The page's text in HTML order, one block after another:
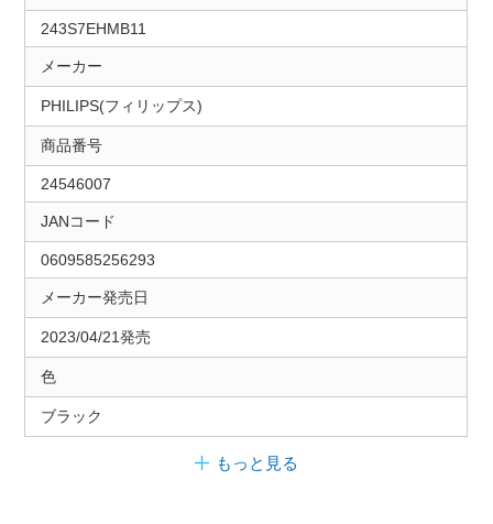
243S7EHMB11
メーカー
PHILIPS(フィリップス)
商品番号
24546007
JANコード
0609585256293
メーカー発売日
2023/04/21発売
色
ブラック
もっと見る